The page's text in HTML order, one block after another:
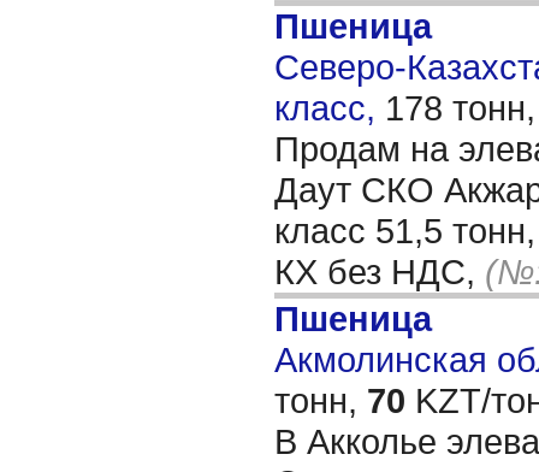
Пшеница
Северо-
класс, 178
Продам на
Даут СКО
класс 51,5
КХ без НДС, (№:
Пшеница
Акмолинская
тонн, 70 KZT/
В Акколье